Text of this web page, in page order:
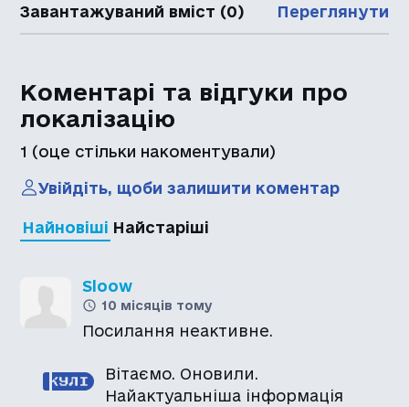
Завантажуваний вміст (0) Переглянути
Коментарі та відгуки про
локалізацію
1 (оце стільки накоментували)
Увійдіть, щоби залишити коментар
Найновіші Найстаріші
Sloow
10 місяців тому
Посилання неактивне.
Вітаємо. Оновили.
Найактуальніша інформація